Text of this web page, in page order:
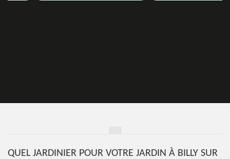
QUEL JARDINIER POUR VOTRE JARDIN À BILLY SUR